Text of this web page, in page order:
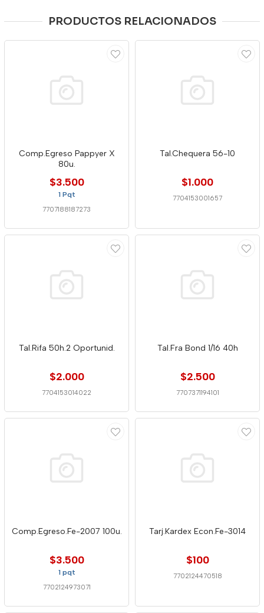
PRODUCTOS RELACIONADOS
Comp.Egreso Pappyer X
80u.
$3.500
1 Pqt
7707188187273
Tal.Chequera 56-10
$1.000
7704153001657
Tal.Rifa 50h.2 Oportunid.
$2.000
7704153014022
Tal.Fra Bond 1/16 40h
$2.500
7707371194101
Comp.Egreso.Fe-2007 100u.
$3.500
1 pqt
7702124973071
Tarj.Kardex Econ.Fe-3014
$100
7702124470518